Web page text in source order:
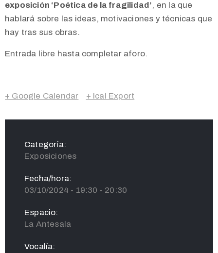
exposición ‘Poética de la fragilidad’, en la que
hablará sobre las ideas, motivaciones y técnicas que
hay tras sus obras.
Entrada libre hasta completar aforo.
+ Google Calendar + Ical Export
Categoría:
Exposiciones
Fecha/hora:
03/10/2024 - 19:30 - 20:30
Espacio:
La Antesala
Vocalía: